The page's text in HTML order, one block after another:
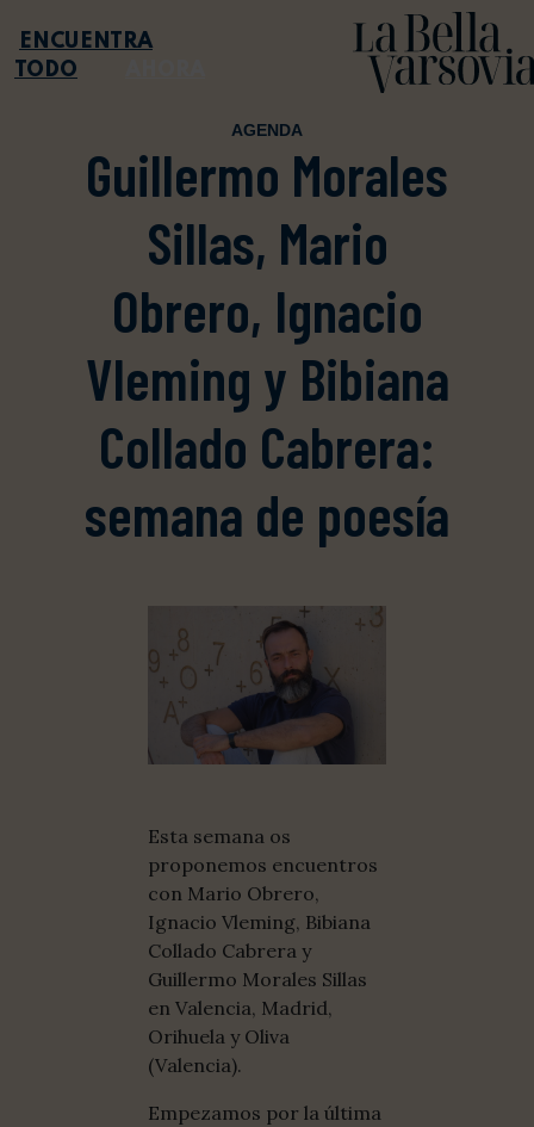
TODO
AGENDA
Guillermo Morales
Sillas, Mario
Obrero, Ignacio
Vleming y Bibiana
Collado Cabrera:
semana de poesía
Esta semana os
proponemos encuentros
con Mario Obrero,
Ignacio Vleming, Bibiana
Collado Cabrera y
Guillermo Morales Sillas
en Valencia, Madrid,
Orihuela y Oliva
(Valencia).
Empezamos por la última